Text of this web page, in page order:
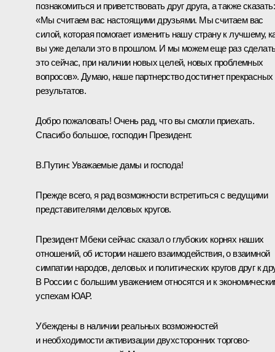
познакомиться и приветствовать друг друга, а также сказать:
«Мы считаем вас настоящими друзьями. Мы считаем вас
силой, которая помогает изменить нашу страну к лучшему,
вы уже делали это в прошлом. И мы можем еще раз
это сейчас, при наличии новых целей, новых проблемных
вопросов». Думаю, наше партнерство достигнет прекрасных
результатов.
Добро пожаловать! Очень рад, что вы смогли приехать.
Спасибо большое, господин Президент.
В.Путин: Уважаемые дамы и господа!
Прежде всего, я рад возможности встретиться с ведущими
представителями деловых кругов.
Президент Мбеки сейчас сказал о глубоких корнях наших
отношений, об истории нашего взаимодействия, о взаимной
симпатии народов, деловых и политических кругов друг к
В России с большим уважением относятся и к
успехам ЮАР.
Убеждены в наличии реальных возможностей
и необходимости активизации двухсторонних торгово-